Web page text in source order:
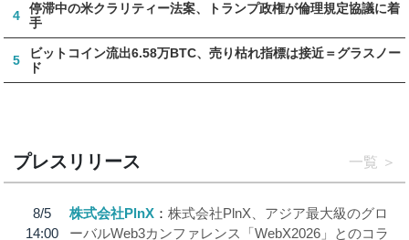
4
停滞中の米クラリティー法案、トランプ政権が倫理規定協議に着
手
5
ビットコイン流出6.58万BTC、売り枯れ指標は接近＝グラスノー
ド
プレスリリース 一覧
8/5
14:00
株式会社PlnX
株式会社PlnX、アジア最大級のグロ
ーバルWeb3カンファレンス「WebX2026」とのコラ